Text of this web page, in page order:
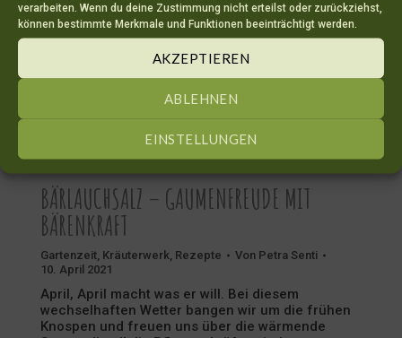
verarbeiten. Wenn du deine Zustimmung nicht erteilst oder zurückziehst,
können bestimmte Merkmale und Funktionen beeinträchtigt werden.
AKZEPTIEREN
ABLEHNEN
EINSTELLUNGEN
BÄRLAUCHSALZ – GAUMENFREUDE MIT
BÄRENKRAFT
Gartenzeit Kräuterwerk Rezepte Von Petra Senti
10. April 2021
April, April macht was er will. Bei diesem
wechselhaften Wetter bangen wir um die frühen
Knospen und freuen uns über die wärmende